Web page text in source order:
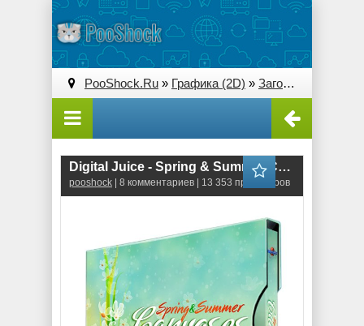
PooShock.Ru » Графика (2D) » Заготовки PSD, PNG
Digital Juice - Spring & Summer Canvases
pooshock | 8 комментариев | 13 353 просмотров